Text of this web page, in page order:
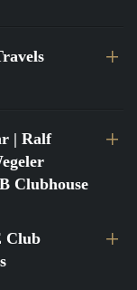
| Ralf
Clubhouse
Club